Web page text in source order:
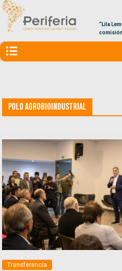
“Lila
comisión
Polo Agrobioindustrial
Transferencia